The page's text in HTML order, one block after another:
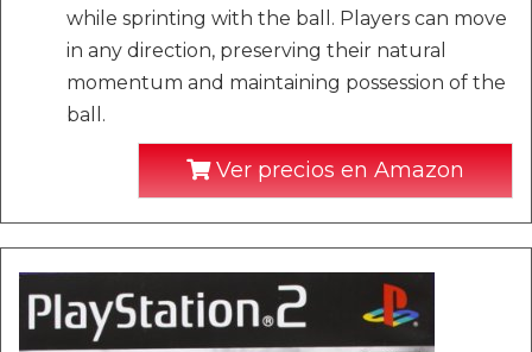
while sprinting with the ball. Players can move
in any direction, preserving their natural
momentum and maintaining possession of the
ball.
Ver precios en Amazon